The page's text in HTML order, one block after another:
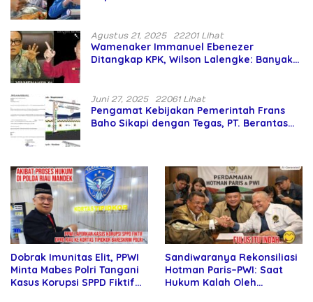
Agustus 21, 2025 22201 Lihat
Wamenaker Immanuel Ebenezer
Ditangkap KPK, Wilson Lalengke: Banyak
Juni 27, 2025 22061 Lihat
Pengamat Kebijakan Pemerintah Frans
Baho Sikapi dengan Tegas, PT. Berantas
Dobrak Imunitas Elit, PPWI
Minta Mabes Polri Tangani
Kasus Korupsi SPPD Fiktif
Sandiwaranya Rekonsiliasi
Hotman Paris–PWI: Saat
Hukum Kalah Oleh